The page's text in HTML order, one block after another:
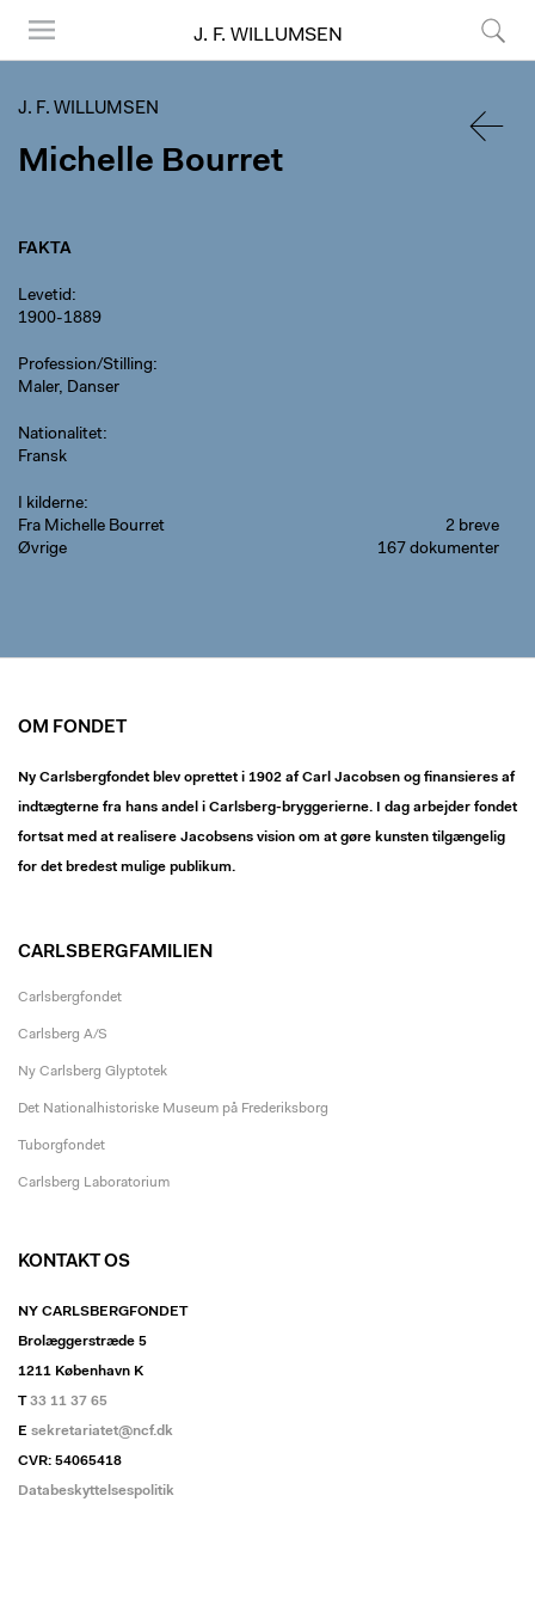
J. F. WILLUMSEN
J. F. WILLUMSEN
Michelle Bourret
FAKTA
Levetid
1900-1889
Profession/Stilling
Maler, Danser
Nationalitet
Fransk
I kilderne
Fra Michelle Bourret
2 breve
Øvrige
167 dokumenter
OM FONDET
Ny Carlsbergfondet blev oprettet i 1902 af Carl Jacobsen og finansieres af
indtægterne fra hans andel i Carlsberg-bryggerierne. I dag arbejder fondet
fortsat med at realisere Jacobsens vision om at gøre kunsten tilgængelig
for det bredest mulige publikum.
CARLSBERGFAMILIEN
Carlsbergfondet
Carlsberg A/S
Ny Carlsberg Glyptotek
Det Nationalhistoriske Museum på Frederiksborg
Tuborgfondet
Carlsberg Laboratorium
KONTAKT OS
NY CARLSBERGFONDET
Brolæggerstræde 5
1211 København K
T33 11 37 65
E sekretariatet@ncf.dk
CVR: 54065418
Databeskyttelsespolitik